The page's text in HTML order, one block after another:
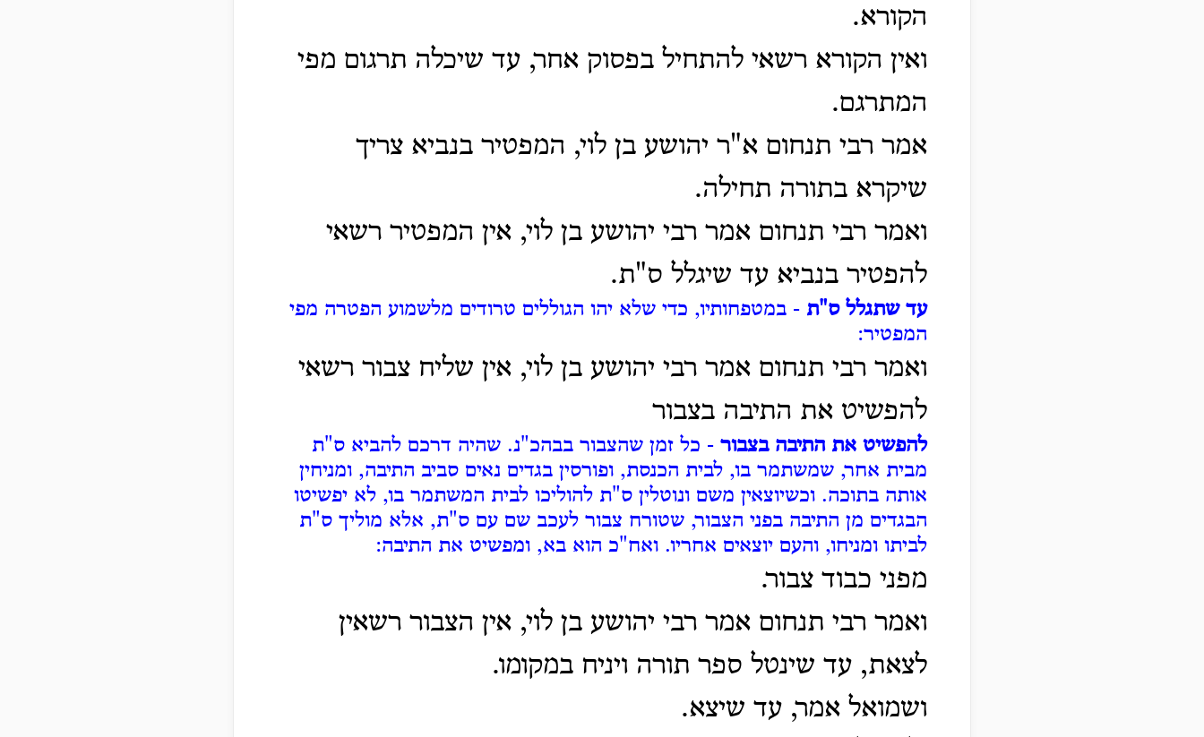
הקורא.
ואין הקורא רשאי להתחיל בפסוק אחר, עד שיכלה תרגום מפי
המתרגם.
אמר רבי תנחום א"ר יהושע בן לוי, המפטיר בנביא צריך
שיקרא בתורה תחילה.
ואמר רבי תנחום אמר רבי יהושע בן לוי, אין המפטיר רשאי
להפטיר בנביא עד שיגלל ס"ת.
עד שתגלל ס"ת - במטפחותיו, כדי שלא יהו הגוללים טרודים מלשמוע הפטרה מפי
המפטיר:
ואמר רבי תנחום אמר רבי יהושע בן לוי, אין שליח צבור רשאי
להפשיט את התיבה בצבור
להפשיט את התיבה בצבור - כל זמן שהצבור בבהכ"נ. שהיה דרכם להביא ס"ת
מבית אחר, שמשתמר בו, לבית הכנסת, ופורסין בגדים נאים סביב התיבה, ומניחין
אותה בתוכה. וכשיוצאין משם ונוטלין ס"ת להוליכו לבית המשתמר בו, לא יפשיטו
הבגדים מן התיבה בפני הצבור, שטורח צבור לעכב שם עם ס"ת, אלא מוליך ס"ת
לביתו ומניחו, והעם יוצאים אחריו. ואח"כ הוא בא, ומפשיט את התיבה:
מפני כבוד צבור.
ואמר רבי תנחום אמר רבי יהושע בן לוי, אין הצבור רשאין
לצאת, עד שינטל ספר תורה ויניח במקומו.
ושמואל אמר, עד שיצא.